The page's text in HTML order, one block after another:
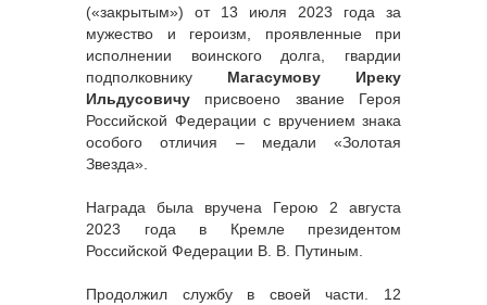
(«закрытым») от 13 июля 2023 года за
мужество и героизм, проявленные при
исполнении воинского долга, гвардии
подполковнику Магасумову Иреку
Ильдусовичу присвоено звание Героя
Российской Федерации с вручением знака
особого отличия – медали «Золотая
Звезда».
Награда была вручена Герою 2 августа
2023 года в Кремле президентом
Российской Федерации В. В. Путиным.
Продолжил службу в своей части. 12